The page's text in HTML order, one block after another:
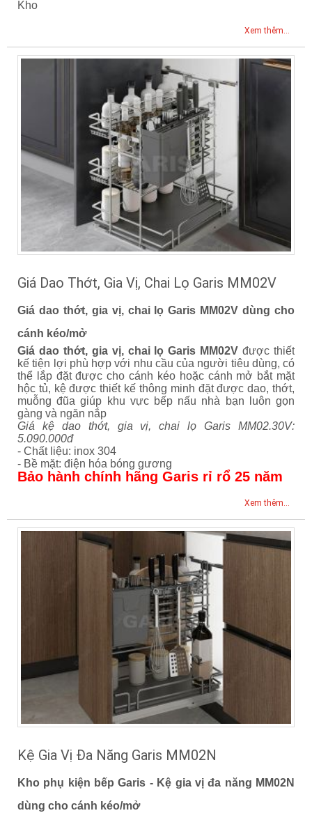
Kho
Xem thêm...
Giá Dao Thớt, Gia Vị, Chai Lọ Garis MM02V
Giá dao thớt, gia vị, chai lọ Garis MM02V dùng cho
cánh kéo/mở
Giá dao thớt, gia vị, chai lọ Garis MM02V được thiết
kế tiện lợi phù hợp với nhu cầu của người tiêu dùng, có
thể lắp đặt được cho cánh kéo hoặc cánh mở bắt mặt
hộc tủ, kệ được thiết kế thông minh đặt được dao, thớt,
muỗng đũa giúp khu vực bếp nấu nhà bạn luôn gọn
gàng và ngăn nắp
Giá kệ dao thớt, gia vị, chai lọ Garis MM02.30V:
5.090.000đ
- Chất liệu: inox 304
- Bề mặt: điện hóa bóng gương
Bảo hành chính hãng Garis rỉ rổ 25 năm
Xem thêm...
Kệ Gia Vị Đa Năng Garis MM02N
Kho phụ kiện bếp Garis - Kệ gia vị đa năng MM02N
dùng cho cánh kéo/mở